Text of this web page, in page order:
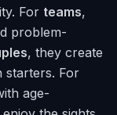
For teams,
problem-
, they create
starters. For
age-